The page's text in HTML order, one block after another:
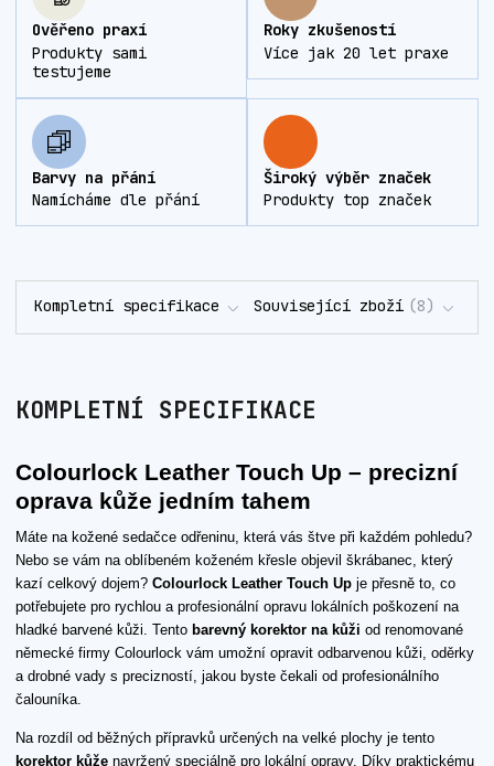
Ověřeno praxí
Produkty sami
testujeme
Roky zkušeností
Více jak 20 let praxe
Barvy na přání
Namícháme dle přání
Široký výběr značek
Produkty top značek
Kompletní specifikace Související zboží 8
KOMPLETNÍ SPECIFIKACE
Colourlock Leather Touch Up – precizní
oprava kůže jedním tahem
Máte na kožené sedačce odřeninu, která vás štve při každém pohledu?
Nebo se vám na oblíbeném koženém křesle objevil škrábanec, který
kazí celkový dojem? Colourlock Leather Touch Up je přesně to, co
potřebujete pro rychlou a profesionální opravu lokálních poškození na
hladké barvené kůži. Tento barevný korektor na kůži od renomované
německé firmy Colourlock vám umožní opravit odbarvenou kůži, oděrky
a drobné vady s precizností, jakou byste čekali od profesionálního
čalouníka.
Na rozdíl od běžných přípravků určených na velké plochy je tento
korektor kůže navržený speciálně pro lokální opravy. Díky praktickému